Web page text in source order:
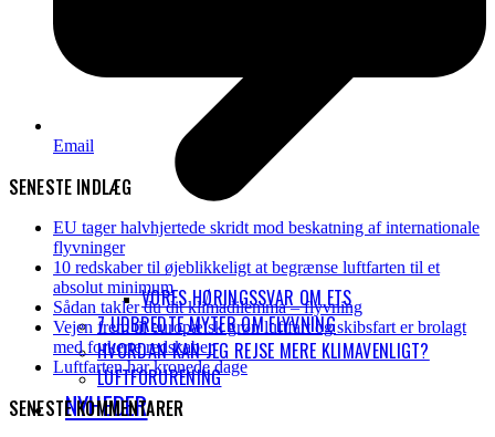
VORES HØRINGSSVAR OM ETS
7 UDBREDTE MYTER OM FLYVNING
HVORDAN KAN JEG REJSE MERE KLIMAVENLIGT?
LUFTFORURENING
NYHEDER
Email
SENESTE INDLÆG
EU tager halvhjertede skridt mod beskatning af internationale
flyvninger
10 redskaber til øjeblikkeligt at begrænse luftfarten til et
absolut minimum
Sådan takler du dit klimadilemma – flyvning
Vejen frem til europæisk grøn luftfart og skibsfart er brolagt
med forkerte redskaber
Luftfarten har kronede dage
SENESTE KOMMENTARER